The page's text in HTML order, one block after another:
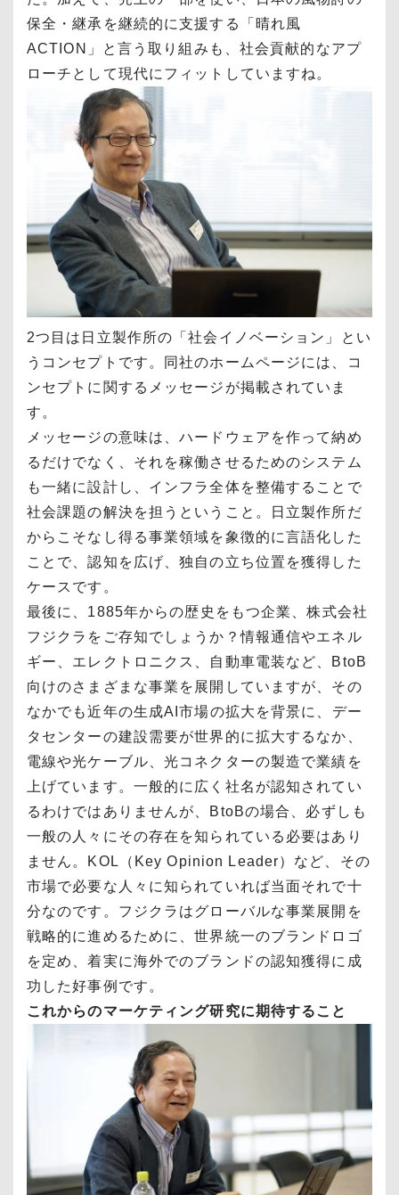
保全・継承を継続的に支援する「晴れ風
ACTION」と言う取り組みも、社会貢献的なアプ
ローチとして現代にフィットしていますね。
2つ目は日立製作所の「社会イノベーション」とい
うコンセプトです。同社のホームページには、コ
ンセプトに関するメッセージが掲載されていま
す。
メッセージの意味は、ハードウェアを作って納め
るだけでなく、それを稼働させるためのシステム
も一緒に設計し、インフラ全体を整備することで
社会課題の解決を担うということ。日立製作所だ
からこそなし得る事業領域を象徴的に言語化した
ことで、認知を広げ、独自の立ち位置を獲得した
ケースです。
最後に、1885年からの歴史をもつ企業、株式会社
フジクラをご存知でしょうか？情報通信やエネル
ギー、エレクトロニクス、自動車電装など、BtoB
向けのさまざまな事業を展開していますが、その
なかでも近年の生成AI市場の拡大を背景に、デー
タセンターの建設需要が世界的に拡大するなか、
電線や光ケーブル、光コネクターの製造で業績を
上げています。一般的に広く社名が認知されてい
るわけではありませんが、BtoBの場合、必ずしも
一般の人々にその存在を知られている必要はあり
ません。KOL（Key Opinion Leader）など、その
市場で必要な人々に知られていれば当面それで十
分なのです。フジクラはグローバルな事業展開を
戦略的に進めるために、世界統一のブランドロゴ
を定め、着実に海外でのブランドの認知獲得に成
功した好事例です。
これからのマーケティング研究に期待すること